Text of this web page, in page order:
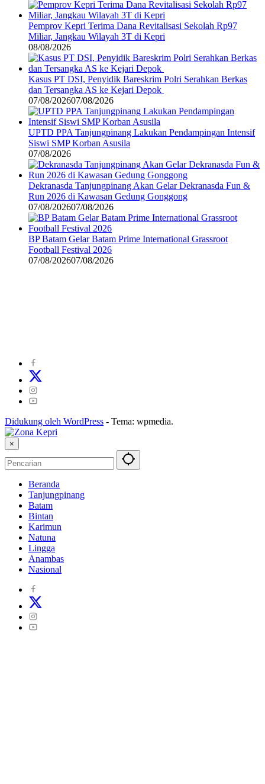
Pemprov Kepri Terima Dana Revitalisasi Sekolah Rp97
Miliar, Jangkau Wilayah 3T di Kepri
08/08/2026
Kasus PT DSI, Penyidik Bareskrim Polri Serahkan Berkas
dan Tersangka AS ke Kejari Depok
07/08/202607/08/2026
UPTD PPA Tanjungpinang Lakukan Pendampingan Intensif
Siswi SMP Korban Asusila
07/08/2026
Dekranasda Tanjungpinang Akan Gelar Dekranasda Fun &
Run 2026 di Kawasan Gedung Gonggong
07/08/202607/08/2026
BP Batam Gelar Batam Prime International Grassroot
Football Festival 2026
07/08/202607/08/2026
Didukung oleh WordPress - Tema: wpmedia.
×
Beranda
Tanjungpinang
Batam
Bintan
Karimun
Natuna
Lingga
Anambas
Nasional